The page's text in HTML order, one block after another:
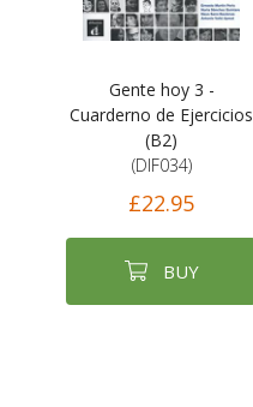
Gente hoy 3 -
Cuarderno de Ejercicios
(B2)
(DIF034)
£22.95
BUY